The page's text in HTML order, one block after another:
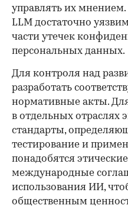
управлять их
LLM достаточно
части утечек
персональных данных.
Для контроля над
разработать
нормативные акты.
в отдельных отраслях
стандарты,
тестирование и
понадобятся
международные
использования ИИ,
общественным